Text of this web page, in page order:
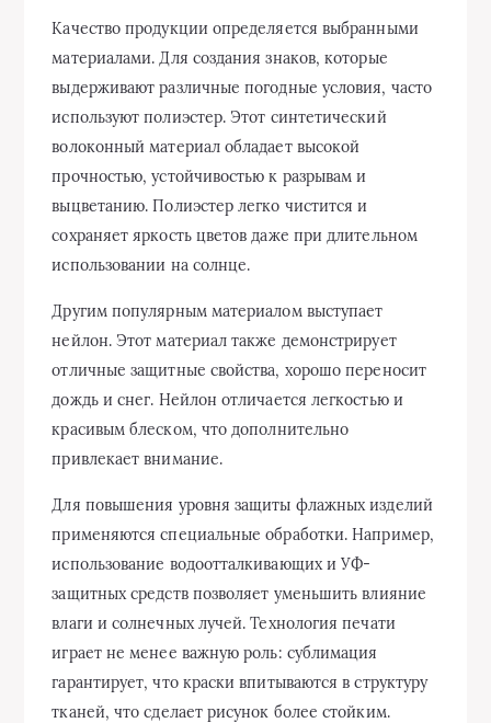
Качество продукции определяется выбранными
материалами. Для создания знаков, которые
выдерживают различные погодные условия, часто
используют полиэстер. Этот синтетический
волоконный материал обладает высокой
прочностью, устойчивостью к разрывам и
выцветанию. Полиэстер легко чистится и
сохраняет яркость цветов даже при длительном
использовании на солнце.
Другим популярным материалом выступает
нейлон. Этот материал также демонстрирует
отличные защитные свойства, хорошо переносит
дождь и снег. Нейлон отличается легкостью и
красивым блеском, что дополнительно
привлекает внимание.
Для повышения уровня защиты флажных изделий
применяются специальные обработки. Например,
использование водоотталкивающих и УФ-
защитных средств позволяет уменьшить влияние
влаги и солнечных лучей. Технология печати
играет не менее важную роль: сублимация
гарантирует, что краски впитываются в структуру
тканей, что сделает рисунок более стойким.